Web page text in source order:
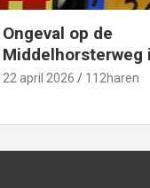
Ongeval op de
Middelhorsterweg
22 april 2026 112haren